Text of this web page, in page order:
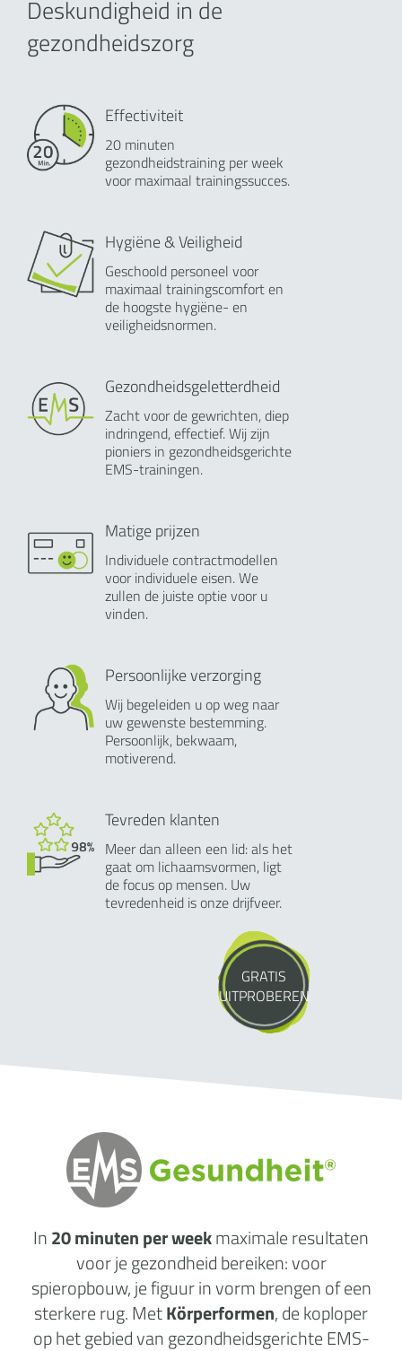
Deskundigheid in de
gezondheidszorg
Effectiviteit
20 minuten
gezondheidstraining per week
voor maximaal trainingssucces.
Hygiëne & Veiligheid
Geschoold personeel voor
maximaal trainingscomfort en
de hoogste hygiëne- en
veiligheidsnormen.
Gezondheidsgeletterdheid
Zacht voor de gewrichten, diep
indringend, effectief. Wij zijn
pioniers in gezondheidsgerichte
EMS-trainingen.
Matige prijzen
Individuele contractmodellen
voor individuele eisen. We
zullen de juiste optie voor u
vinden.
Persoonlijke verzorging
Wij begeleiden u op weg naar
uw gewenste bestemming.
Persoonlijk, bekwaam,
motiverend.
Tevreden klanten
Meer dan alleen een lid: als het
gaat om lichaamsvormen, ligt
de focus op mensen. Uw
tevredenheid is onze drijfveer.
GRATIS
UITPROBEREN
In20 minuten per weekmaximaleresultaten
voor je gezondheidbereiken: voor
spieropbouw, je figuur in vorm brengen of een
sterkere rug. MetKörperformen, de koploper
op het gebied van gezondheidsgerichte EMS-